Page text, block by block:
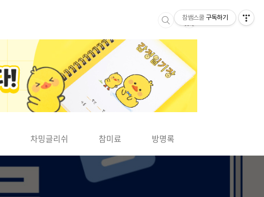
▶
차밍글리쉬 참미료 방명록
참쌤스쿨 구독하기